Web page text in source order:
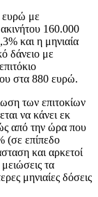
ευρώ με
160.000
και η μηνιαία
δάνειο με
στα 880 ευρώ.
των επιτοκίων
να κάνει εκ
από την ώρα που
(σε επίπεδο
και αρκετοί
τα
μηνιαίες δόσεις